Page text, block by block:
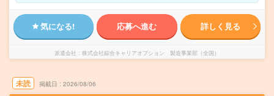
気になる! 応募へ進む 詳しく見る
派遣会社 株式会社綜合キャリアオプション 製造事業部（全国）
未読 掲載日 2026/08/06